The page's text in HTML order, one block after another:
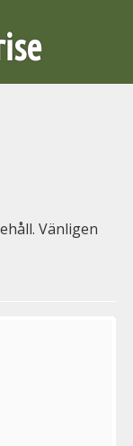
Vänligen